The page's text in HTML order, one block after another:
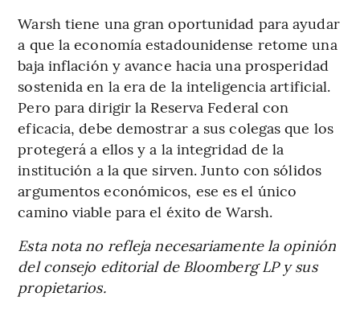
Warsh tiene una gran oportunidad para ayudar
a que la economía estadounidense retome una
baja inflación y avance hacia una prosperidad
sostenida en la era de la inteligencia artificial.
Pero para dirigir la Reserva Federal con
eficacia, debe demostrar a sus colegas que los
protegerá a ellos y a la integridad de la
institución a la que sirven. Junto con sólidos
argumentos económicos, ese es el único
camino viable para el éxito de Warsh.
Esta nota no refleja necesariamente la opinión
del consejo editorial de Bloomberg LP y sus
propietarios.